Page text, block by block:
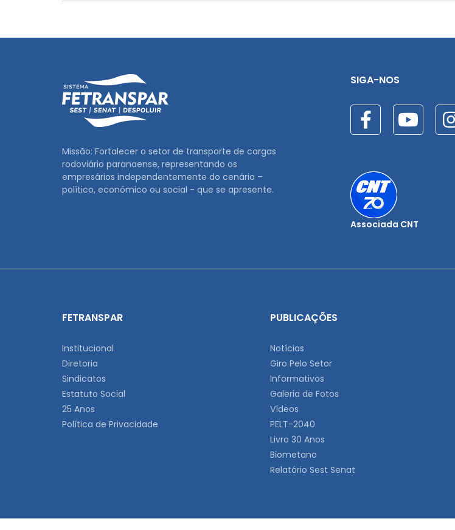
Missão: Fortalecer o setor de transporte de cargas
rodoviário paranaense, representando os
empresários independentemente do cenário –
político, econômico ou social - que se apresente.
SIGA-NOS
Associada CNT
FETRANSPAR
Institucional
Diretoria
Sindicatos
Estatuto Social
25 Anos
Política de Privacidade
PUBLICAÇÕES
Notícias
Giro Pelo Setor
Informativos
Galeria de Fotos
Vídeos
PELT-2040
Livro 30 Anos
Biometano
Relatório Sest Senat